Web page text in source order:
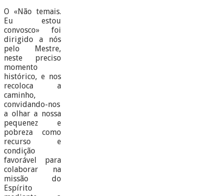
O «Não temais.
Eu estou
convosco» foi
dirigido a nós
pelo Mestre,
neste preciso
momento
histórico, e nos
recoloca a
caminho,
convidando-nos
a olhar a nossa
pequenez e
pobreza como
recurso e
condição
favorável para
colaborar na
missão do
Espírito